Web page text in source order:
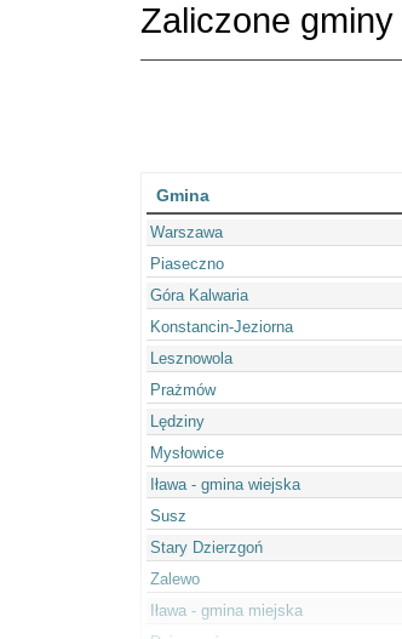
Zaliczone gminy
Gmina
Warszawa
Piaseczno
Góra Kalwaria
Konstancin-Jeziorna
Lesznowola
Prażmów
Lędziny
Mysłowice
Iława - gmina wiejska
Susz
Stary Dzierzgoń
Zalewo
Iława - gmina miejska